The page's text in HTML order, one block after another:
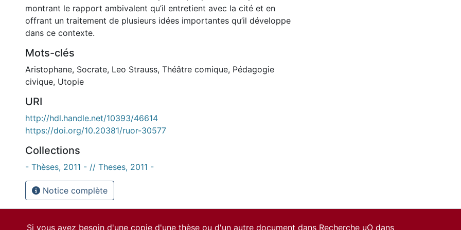
montrant le rapport ambivalent qu’il entretient avec la cité et en
offrant un traitement de plusieurs idées importantes qu’il développe
dans ce contexte.
Mots-clés
Aristophane, Socrate, Leo Strauss, Théâtre comique, Pédagogie
civique, Utopie
URI
http://hdl.handle.net/10393/46614
https://doi.org/10.20381/ruor-30577
Collections
- Thèses, 2011 - // Theses, 2011 -
Notice complète
Si vous avez besoin d'une copie d'une thèse ou d'un autre document dans Recherche uO dans